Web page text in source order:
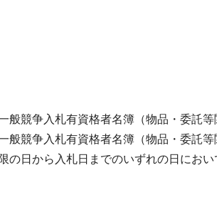
般競争入札有資格者名簿（物品・委託
般競争入札有資格者名簿（物品・委託
の日から入札日までのいずれの日にお